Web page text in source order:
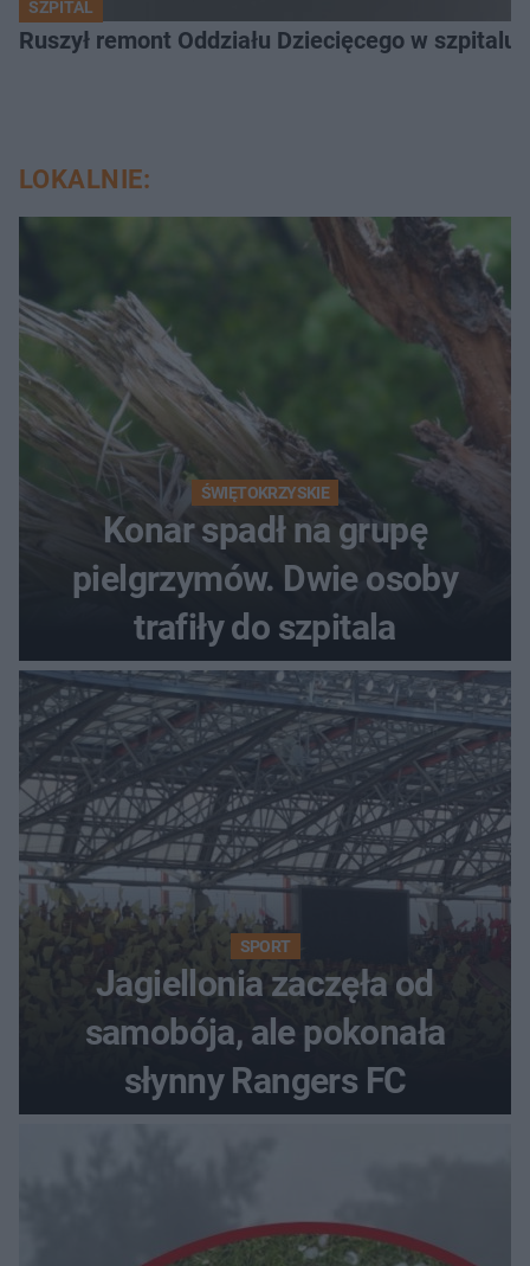
SZPITAL
Ruszył remont Oddziału Dziecięcego w
LOKALNIE:
ŚWIĘTOKRZYSKIE
Konar spadł na grupę
pielgrzymów. Dwie osoby
trafiły do szpitala
SPORT
Jagiellonia zaczęła od
samobója, ale pokonała
słynny Rangers FC